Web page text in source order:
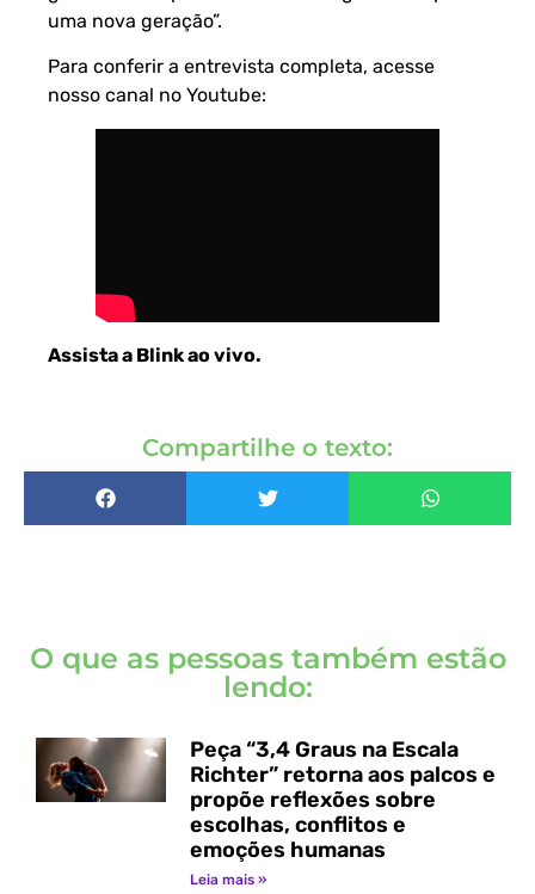
uma nova geração”.
Para conferir a entrevista completa, acesse
nosso canal no Youtube:
Assista a Blink ao vivo.
Compartilhe o texto:
O que as pessoas também estão
lendo:
Peça “3,4 Graus na Escala
Richter” retorna aos palcos e
propõe reflexões sobre
escolhas, conflitos e
emoções humanas
Leia mais »